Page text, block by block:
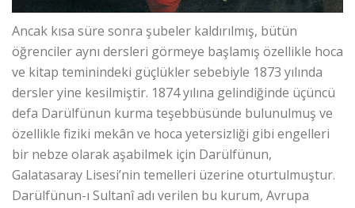
Ancak kısa süre sonra şubeler kaldırılmış, bütün
öğrenciler aynı dersleri görmeye başlamış özellikle hoca
ve kitap teminindeki güçlükler sebebiyle 1873 yılında
dersler yine kesilmiştir. 1874 yılına gelindiğinde üçüncü
defa Darülfünun kurma teşebbüsünde bulunulmuş ve
özellikle fiziki mekân ve hoca yetersizliği gibi engelleri
bir nebze olarak aşabilmek için Darülfünun,
Galatasaray Lisesi’nin temelleri üzerine oturtulmuştur.
Darülfünun-ı Sultanî adı verilen bu kurum, Avrupa